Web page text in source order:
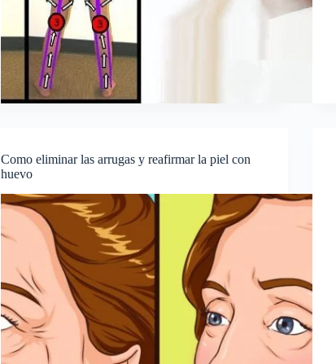
Como eliminar las arrugas y reafirmar la piel con
huevo